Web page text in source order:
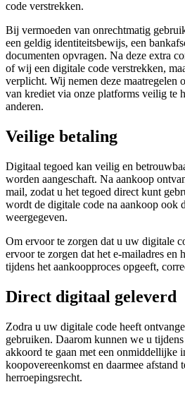
code verstrekken.
Bij vermoeden van onrechtmatig
een geldig identiteitsbewijs, een
documenten opvragen. Na deze extra
of wij een digitale code verstrekken,
verplicht. Wij nemen deze maatregelen
van krediet via onze platforms veilig te
anderen.
Veilige betaling
Digitaal tegoed kan veilig en
worden aangeschaft. Na aankoop
mail, zodat u het tegoed direct kunt
wordt de digitale code na aankoop ook
weergegeven.
Om ervoor te zorgen dat u uw digitale
ervoor te zorgen dat het e-mailadres en
tijdens het aankoopproces opgeeft,
Direct digitaal geleverd
Zodra u uw digitale code heeft
gebruiken. Daarom kunnen we u
akkoord te gaan met een onmiddellijke
koopovereenkomst en daarmee afstand
herroepingsrecht.